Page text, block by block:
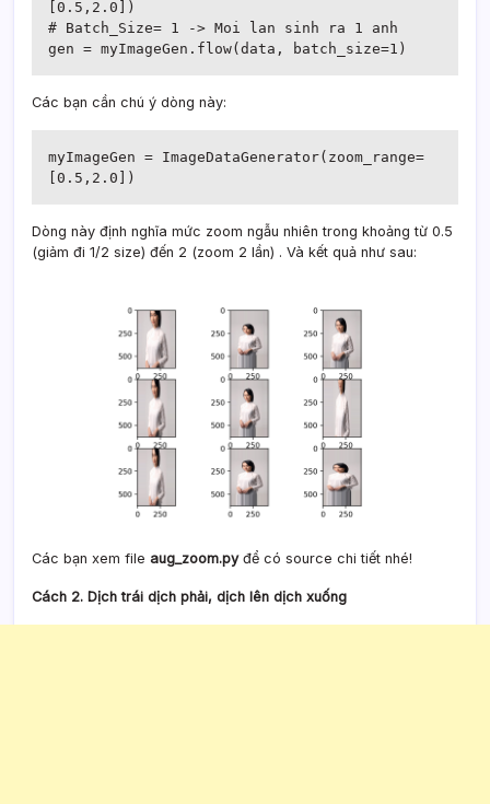
[0.5,2.0])
# Batch_Size= 1 -> Moi lan sinh ra 1 anh
Các bạn cần chú ý dòng này:
myImageGen = ImageDataGenerator(zoom_range=
[0.5,2.0])
Dòng này định nghĩa mức zoom ngẫu nhiên trong khoảng từ 0.5
(giảm đi 1/2 size) đến 2 (zoom 2 lần) . Và kết quả như sau:
Các bạn xem file aug_zoom.py để có source chi tiết nhé!
Cách 2. Dịch trái dịch phải, dịch lên dịch xuống